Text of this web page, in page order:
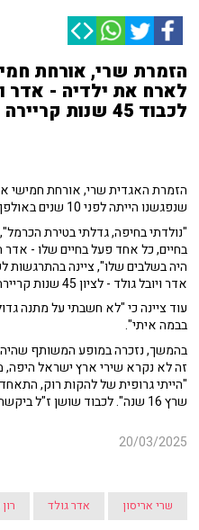
הזמרת שרי, אורחת
לארח את ילדיה - אדר
לכבוד 45 שנות קריירה
הזמרת האגדית שרי, אורחת חמישי
שנפגשנו הייתה לפני 10 שנים באולפן עם רותי נבון", נזכר רון בהתרגשות.
"נולדתי בחיפה, גדלתי בטירת
בחיים, כל אחד פעל בחיים שלו - אדר
היה בשלבים שלו", ציינה
אדר ויובל גולד - לציון 45 שנות קריירה.
עוד ציינה כי "לא חשבתי על מתנה
בבמה איתי".
בהמשך, נזכרה במופע המשותף שהיה
זה לא נקרא שירי ארץ ישראל
"הייתי גרופית של להקות רוק,
שרץ 16 שנה". לכבוד שושן ז"ל ביקשה שרי לבצע את השיר 'בראשית'.
20/03/2025
שרי אריסון אדר גולד